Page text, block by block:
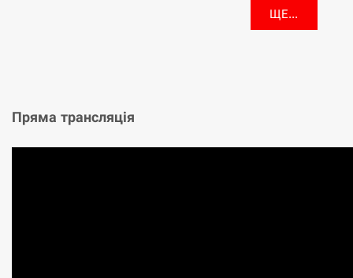
ЩЕ...
Пряма трансляція